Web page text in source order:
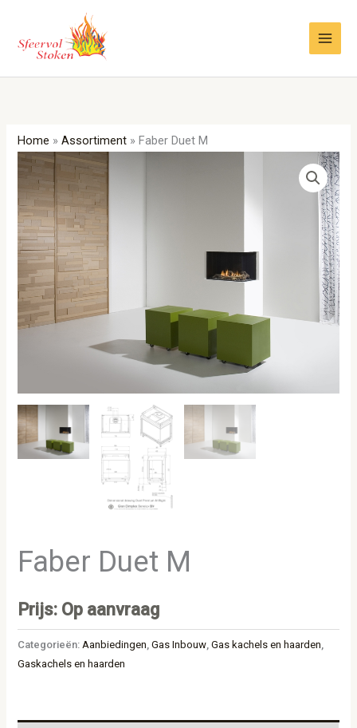
inhoud
Home »Assortiment » Faber Duet M
Faber Duet M
Prijs: Op aanvraag
Categorieën: Aanbiedingen ,Gas Inbouw ,Gas kachels en haarden
Gaskachels en haarden